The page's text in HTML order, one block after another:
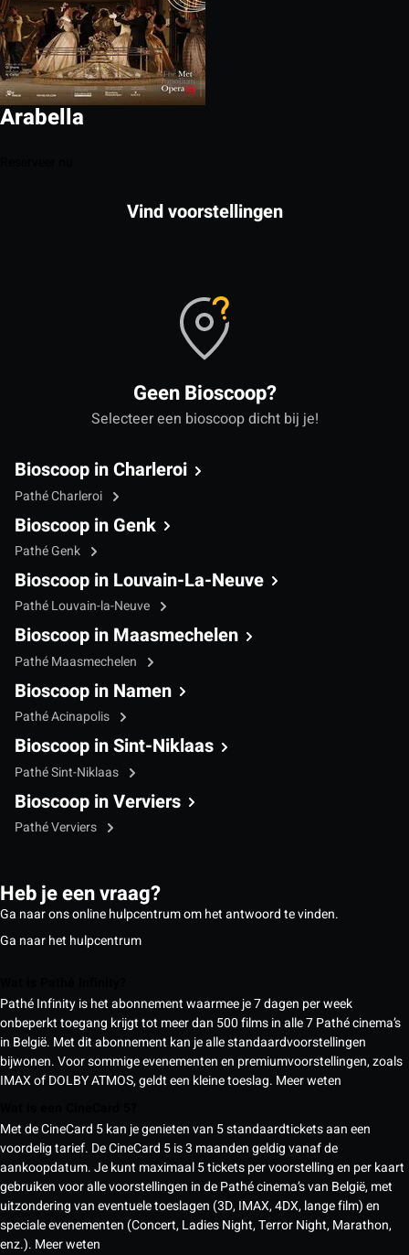
Arabella
Vind voorstellingen
Geen Bioscoop?
Selecteer een bioscoop dicht bij je!
Bioscoop in Charleroi
Pathé Charleroi
Bioscoop in Genk
Pathé Genk
Bioscoop in Louvain-La-Neuve
Pathé Louvain-la-Neuve
Bioscoop in Maasmechelen
Pathé Maasmechelen
Bioscoop in Namen
Pathé Acinapolis
Bioscoop in Sint-Niklaas
Pathé Sint-Niklaas
Bioscoop in Verviers
Pathé Verviers
Heb je een vraag?
Ga naar ons online hulpcentrum om het antwoord te vinden.
Ga naar het hulpcentrum
Pathé Infinity is het abonnement waarmee je 7 dagen per week
onbeperkt toegang krijgt tot meer dan 500 films in alle 7 Pathé cinema’s
in België. Met dit abonnement kan je alle standaardvoorstellingen
bijwonen. Voor sommige evenementen en premiumvoorstellingen, zoals
IMAX of DOLBY ATMOS, geldt een kleine toeslag. Meer weten
Met de CineCard 5 kan je genieten van 5 standaardtickets aan een
voordelig tarief. De CineCard 5 is 3 maanden geldig vanaf de
aankoopdatum. Je kunt maximaal 5 tickets per voorstelling en per kaart
gebruiken voor alle voorstellingen in de Pathé cinema’s van België, met
uitzondering van eventuele toeslagen (3D, IMAX, 4DX, lange film) en
speciale evenementen (Concert, Ladies Night, Terror Night, Marathon,
enz.). Meer weten